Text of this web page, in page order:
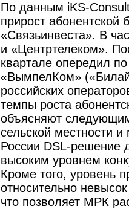
По данным iKS-
прирост
«Связьинвеста». В
и «Центртелеком».
квартале опередил
«ВымпелКом»
российских
темпы роста
объясняют
сельской местности
России DSL-решение
высоким уровнем
Кроме того, уровень
относительно
что позволяет МРК